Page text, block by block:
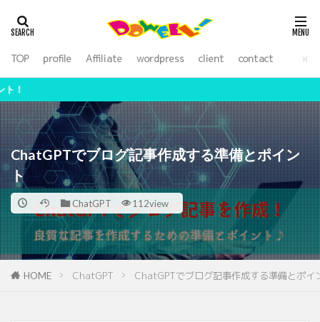
TOP profile Affiliate wordpress client contact
ChatGPTでブログ記事作成する準備とポイン
ト
ChatGPT 112view
HOME ChatGPT ChatGPTでブログ記事作成する準備とポイ
カテゴリー
検索